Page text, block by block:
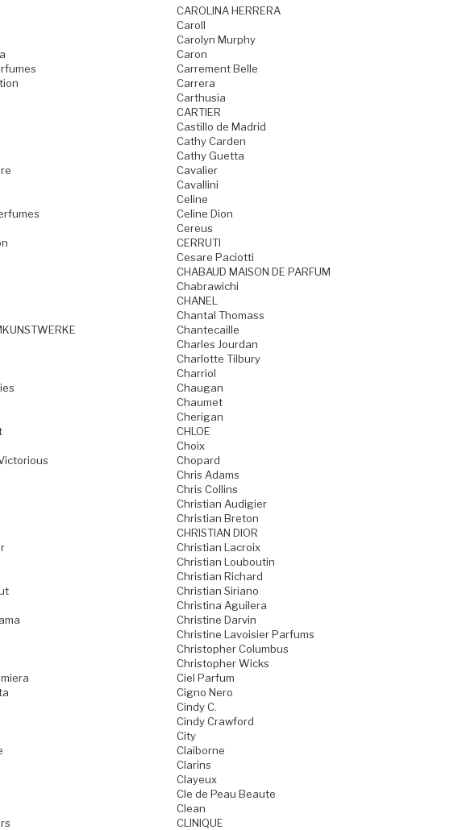
CAROLINA HERRERA
Caroll
Carolyn Murphy
Caron
Carrement Belle
Carrera
Carthusia
CARTIER
Castillo de Madrid
Cathy Carden
Cathy Guetta
Cavalier
Cavallini
Celine
Celine Dion
Cereus
CERRUTI
Cesare Paciotti
CHABAUD MAISON DE PARFUM
Chabrawichi
CHANEL
Chantal Thomass
Chantecaille
Charles Jourdan
Charlotte Tilbury
Charriol
Chaugan
Chaumet
Cherigan
CHLOE
Choix
Chopard
Chris Adams
Chris Collins
Christian Audigier
Christian Breton
CHRISTIAN DIOR
Christian Lacroix
Christian Louboutin
Christian Richard
Christian Siriano
Christina Aguilera
Christine Darvin
Christine Lavoisier Parfums
Christopher Columbus
Christopher Wicks
Ciel Parfum
Cigno Nero
Cindy C.
Cindy Crawford
City
Claiborne
Clarins
Clayeux
Cle de Peau Beaute
Clean
CLINIQUE